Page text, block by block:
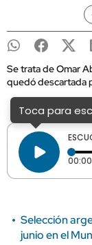
Se trata de Omar
quedó descartada
Toca para
00:00
Selección
junio en el